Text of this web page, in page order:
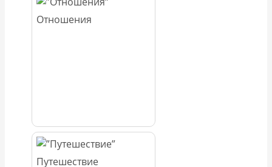
Отношения
Путешествие